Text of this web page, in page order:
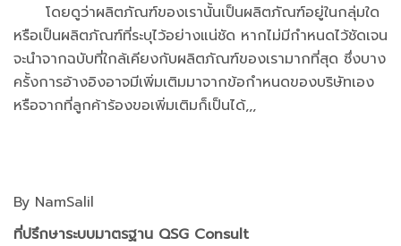
โดยดูว่าผลิตภัณฑ์ของเรานั้นเป็นผลิตภัณฑ์อยู่ในกลุ่มใด
หรือเป็นผลิตภัณฑ์ที่ระบุไว้อย่างแน่ชัด หากไม่มีกำหนดไว้ชัดเจน
จะนำจากฉบับที่ใกล้เคียงกับผลิตภัณฑ์ของเรามากที่สุด ซึ่งบาง
ครั้งการอ้างอิงอาจมีเพิ่มเติมมาจากข้อกำหนดของบริษัทเอง
หรือจากที่ลูกค้าร้องขอเพิ่มเติมก็เป็นได้,,,
By NamSalil
ที่ปรึกษาระบบมาตรฐาน QSG Consult